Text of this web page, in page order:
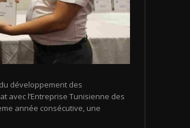
développement des
avec l’Entreprise Tunisienne des
année consécutive, une